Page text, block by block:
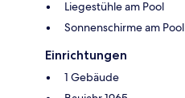
Liegestühle am Pool
Sonnenschirme am Pool
Einrichtungen
1 Gebäude